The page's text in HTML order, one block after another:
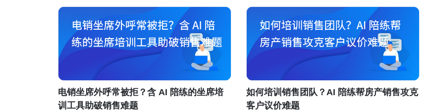
电销坐席外呼常被拒？含 AI 陪练的坐席培
训工具助破销售难题
如何培训销售团队？AI 陪练帮房产销售攻克
客户议价难题